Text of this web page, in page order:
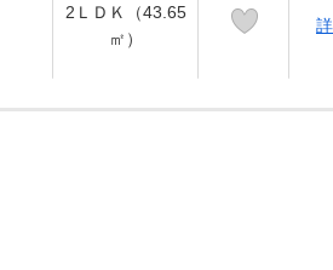
2ＬＤＫ（43.65
㎡）